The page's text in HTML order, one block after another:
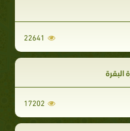
22641
17202